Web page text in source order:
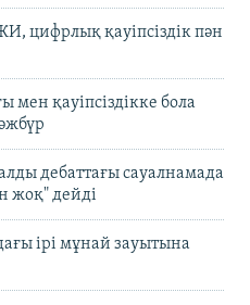
цифрлық қауіпсіздік пән
қауіпсіздікке бола
дебаттағы сауалнамада
жоқ" дейді
ірі мұнай зауытына